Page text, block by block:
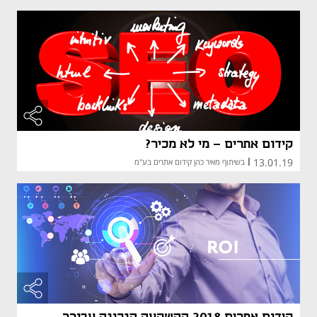
קידום אתרים – מי לא מכיר?
13.01.19 בשיתוף מאיר כהן קידום אתרים בע"מ